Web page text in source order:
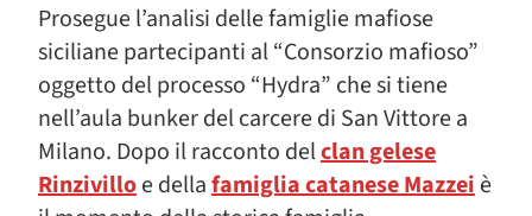
Prosegue l’analisi delle famiglie mafiose
siciliane partecipanti al “Consorzio mafioso”
oggetto del processo “Hydra” che si tiene
nell’aula bunker del carcere di San Vittore a
Milano. Dopo il racconto delclan gelese
Rinzivilloe dellafamiglia catanese Mazzeiè